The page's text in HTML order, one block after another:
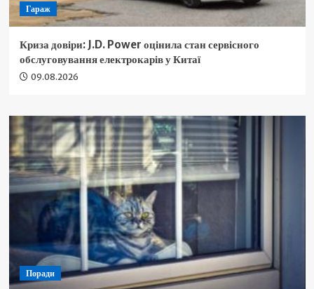
Гараж
Криза довіри: J.D. Power оцінила стан сервісного
обслуговування електрокарів у Китаї
09.08.2026
Поради